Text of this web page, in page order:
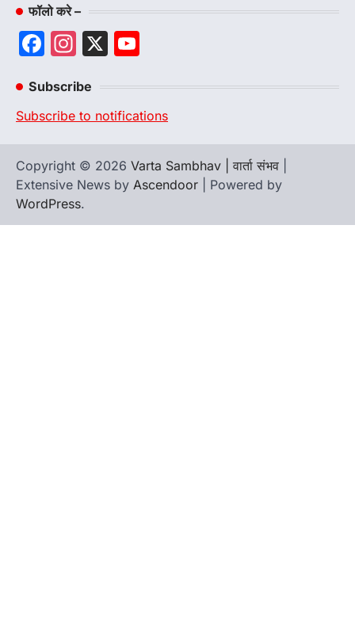
फॉलो करे –
Facebook
Instagram
X
Subscribe
Subscribe to notifications
Copyright © 2026 Varta Sambhav | वार्ता संभव
Extensive News by Ascendoor | Powered by
WordPress.